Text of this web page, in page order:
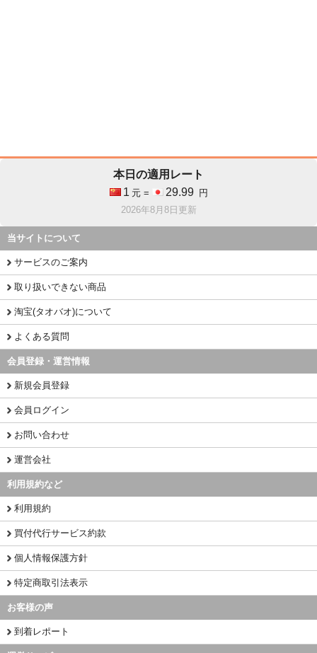
本日の適用レート
1 元 = 29.99
円
2026年8月8日更新
当サイトについて
サービスのご案内
取り扱いできない商品
淘宝(タオバオ)について
よくある質問
会員登録・運営情報
新規会員登録
会員ログイン
お問い合わせ
運営会社
利用規約など
利用規約
買付代行サービス約款
個人情報保護方針
特定商取引法表示
お客様の声
到着レポート